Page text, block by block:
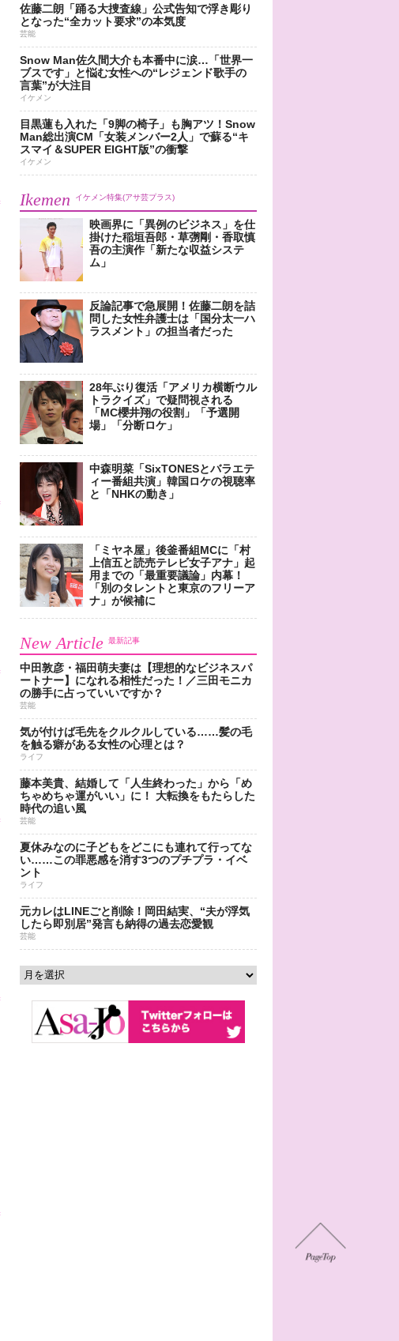
佐藤二朗「踊る大捜査線」公式告知で浮き彫り
となった“全カット要求”の本気度
芸能
Snow Man佐久間大介も本番中に涙…「世界一
ブスです」と悩む女性への“レジェンド歌手の
言葉”が大注目
イケメン
目黒蓮も入れた「9脚の椅子」も胸アツ！Snow
Man総出演CM「女装メンバー2人」で蘇る“キ
スマイ＆SUPER EIGHT版”の衝撃
イケメン
Ikemen イケメン特集(アサ芸プラス)
映画界に「異例のビジネス」を仕
掛けた稲垣吾郎・草彅剛・香取慎
吾の主演作「新たな収益システ
ム」
反論記事で急展開！佐藤二朗を詰
問した女性弁護士は「国分太一ハ
ラスメント」の担当者だった
28年ぶり復活「アメリカ横断ウル
トラクイズ」で疑問視される
「MC櫻井翔の役割」「予選開
場」「分断ロケ」
中森明菜「SixTONESとバラエテ
ィー番組共演」韓国ロケの視聴率
と「NHKの動き」
「ミヤネ屋」後釜番組MCに「村
上信五と読売テレビ女子アナ」起
用までの「最重要議論」内幕！
「別のタレントと東京のフリーア
ナ」が候補に
New Article 最新記事
中田敦彦・福田萌夫妻は【理想的なビジネスパ
ートナー】になれる相性だった！／三田モニカ
の勝手に占っていいですか？
芸能
気が付けば毛先をクルクルしている……髪の毛
を触る癖がある女性の心理とは？
ライフ
藤本美貴、結婚して「人生終わった」から「め
ちゃめちゃ運がいい」に！ 大転換をもたらした
時代の追い風
芸能
夏休みなのに子どもをどこにも連れて行ってな
い……この罪悪感を消す3つのプチプラ・イベ
ント
ライフ
元カレはLINEごと削除！岡田結実、“夫が浮気
したら即別居”発言も納得の過去恋愛観
芸能